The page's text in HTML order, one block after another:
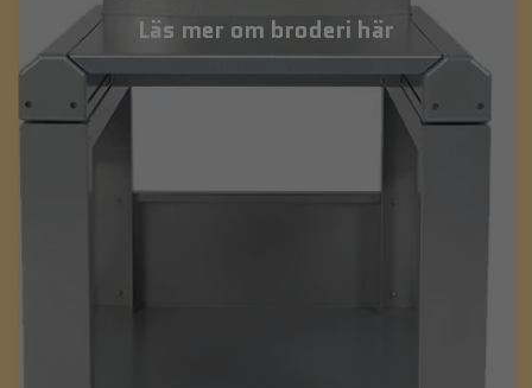
Läs mer om broderi här